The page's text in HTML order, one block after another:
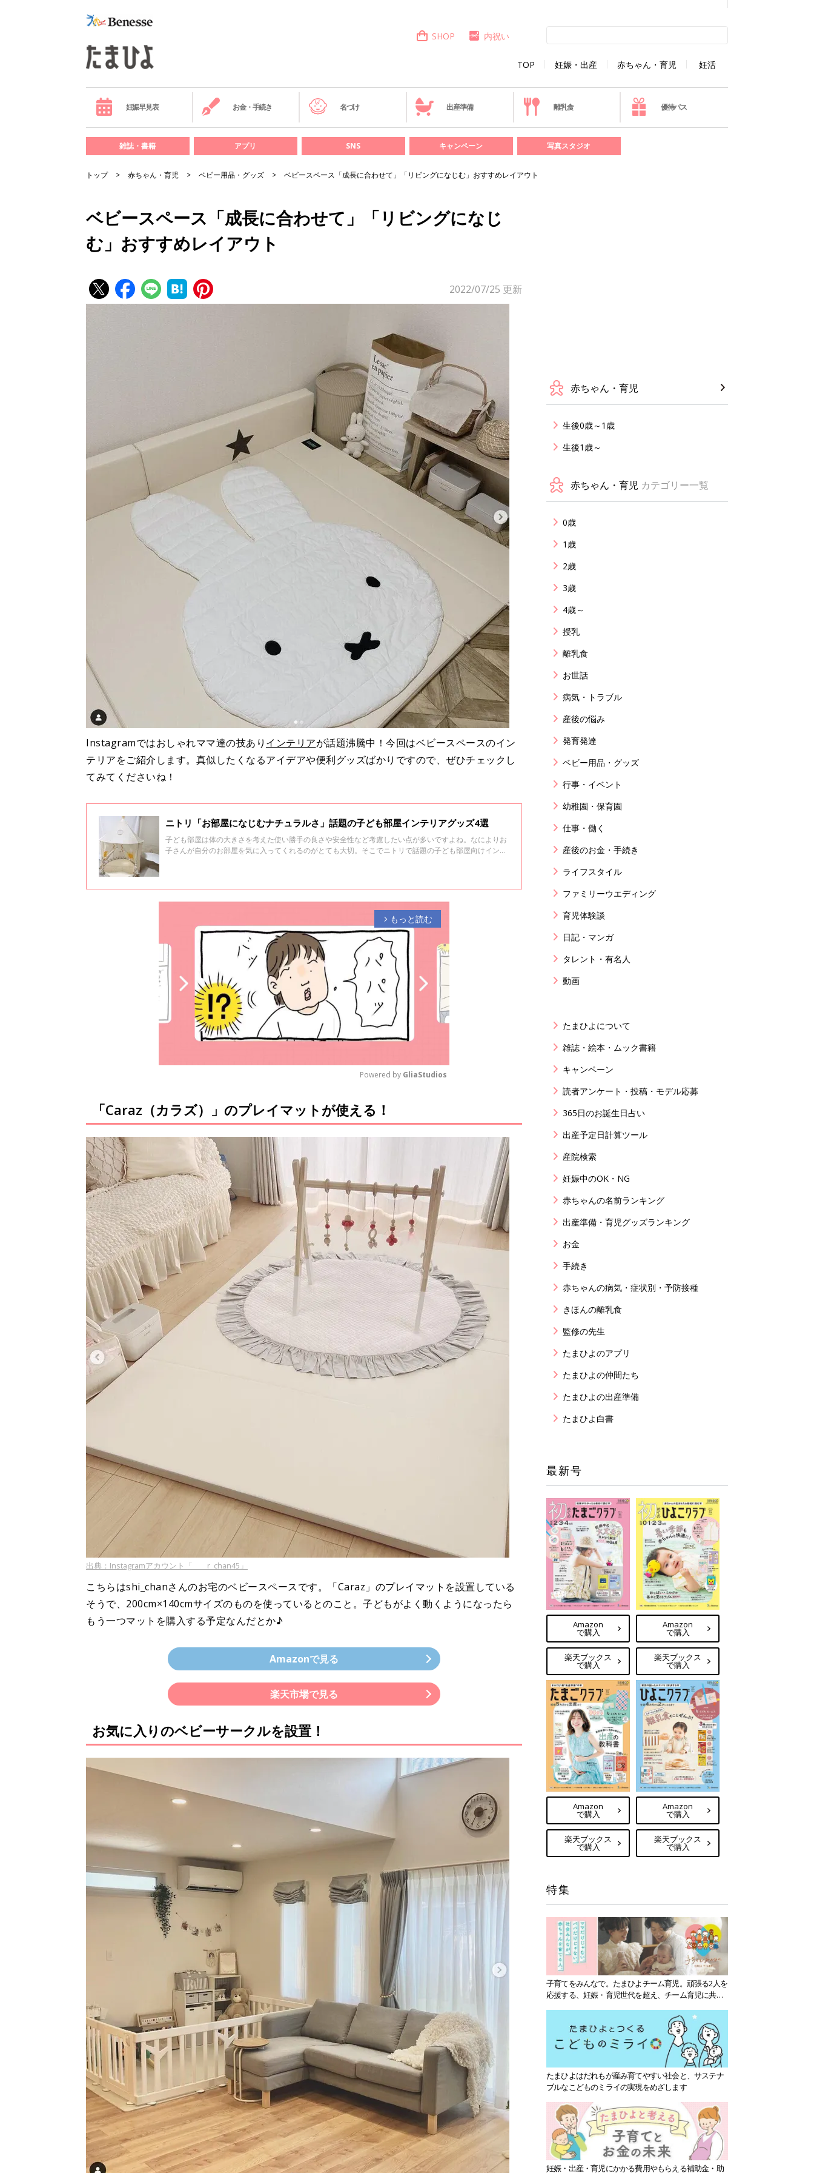
TOP 妊娠・出産 赤ちゃん・育児 妊活
SHOP 内祝い
妊娠早見表 お金・手続き 名づけ 出産準備 離乳食 優待パス
雑誌・書籍 アプリ SNS キャンペーン 写真スタジオ
トップ 赤ちゃん・育児 ベビー用品・グッズ ベビースペース「成長に合わせて」「リビングになじむ」おすすめレイアウト
ベビースペース「成長に合わせて」「リビングになじ
む」おすすめレイアウト
2022/07/25 更新
Instagramではおしゃれママ達の技あり インテリアが話題沸騰中！今回はベビースペースのイン
テリアをご紹介します。真似したくなるアイデアや便利グッズばかりですので、ぜひチェックし
てみてくださいね！
ニトリ「お部屋になじむナチュラルさ」話題の子ども部屋インテリアグッズ4選
子ども部屋は体の大きさを考えた使い勝手の良さや安全性など考慮したい点が多いですよね。なによりお
子さんが自分のお部屋を気に入ってくれるのがとても大切。そこでニトリで話題の子ども部屋向けインテ
arrow_forward_ios もっと読む
u
Powered by GliaStudios
「Caraz（カラズ）」のプレイマットが使える！
出典：Instagramアカウント「____r_chan45」
こちらはshi_chanさんのお宅のベビースペースです。「Caraz」のプレイマットを設置している
そうで、200cm×140cmサイズのものを使っているとのこと。子どもがよく動くようになったら
もう一つマットを購入する予定なんだとか♪
Amazonで見る
楽天市場で見る
お気に入りのベビーサークルを設置！
赤ちゃん・育児
生後0歳～1歳
生後1歳～
赤ちゃん・育児 カテゴリー一覧
0歳
1歳
2歳
3歳
4歳～
授乳
離乳食
お世話
病気・トラブル
産後の悩み
発育発達
ベビー用品・グッズ
行事・イベント
幼稚園・保育園
仕事・働く
産後のお金・手続き
ライフスタイル
ファミリーウエディング
育児体験談
日記・マンガ
タレント・有名人
動画
たまひよについて
雑誌・絵本・ムック書籍
キャンペーン
読者アンケート・投稿・モデル応募
365日のお誕生日占い
出産予定日計算ツール
産院検索
妊娠中のOK・NG
赤ちゃんの名前ランキング
出産準備・育児グッズランキング
お金
手続き
赤ちゃんの病気・症状別・予防接種
きほんの離乳食
監修の先生
たまひよのアプリ
たまひよの仲間たち
たまひよの出産準備
たまひよ白書
最新号
Amazon
で購入
楽天ブックス
で購入
Amazon
で購入
楽天ブックス
で購入
Amazon
で購入
楽天ブックス
で購入
Amazon
で購入
楽天ブックス
で購入
特集
子育てをみんなで。たまひよチーム育児。頑張る2人を
応援する、妊娠・育児世代を超え、チーム育児に共感
たまひよはだれもが産み育てやすい社会と、サステナ
ブルなこどものミライの実現をめざします
妊娠・出産・育児にかかる費用やもらえる補助金・助